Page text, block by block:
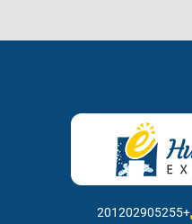
201202905255+